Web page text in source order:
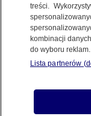
19.06.2015, 11:59
Udostępnij
treści.
kombinacji
do wyboru reklam.
Lista partnerów